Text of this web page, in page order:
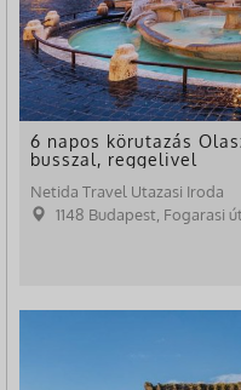
6 napos körutazás
busszal, reggelivel
Netida Travel Utazasi Iroda
1148 Budapest, Fogarasi út 5.